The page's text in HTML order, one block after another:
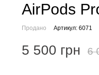
AirPods
Продано Артикул: 6071
5 500 грн 6